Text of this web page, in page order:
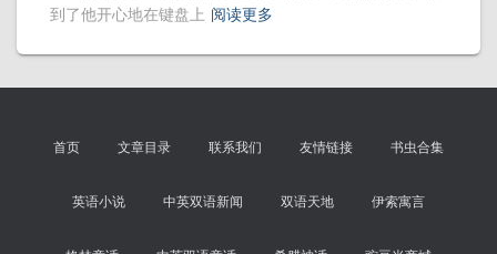
到了他开心地在键盘上 阅读更多
首页 文章目录 联系我们 友情链接 书虫合集
英语小说 中英双语新闻 双语天地 伊索寓言